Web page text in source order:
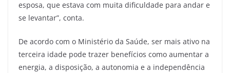
esposa, que estava com muita dificuldade para andar e
se levantar”, conta.
De acordo com o Ministério da Saúde, ser mais ativo na
terceira idade pode trazer benefícios como aumentar a
energia, a disposição, a autonomia e a independência